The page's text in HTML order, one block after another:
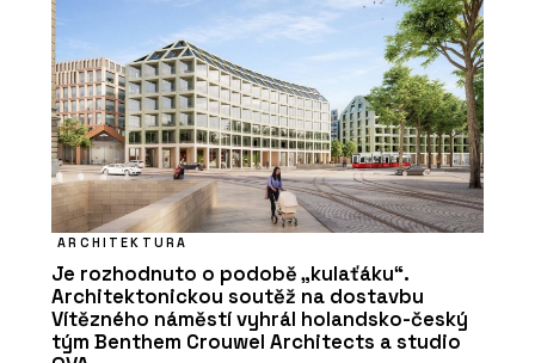
ARCHITEKTURA
Je rozhodnuto o podobě „kulaťáku“.
Architektonickou soutěž na dostavbu
Vítězného náměstí vyhrál holandsko-český
tým Benthem Crouwel Architects a studio